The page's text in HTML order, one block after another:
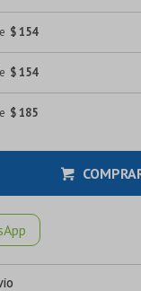
$ 154
$ 154
$ 185